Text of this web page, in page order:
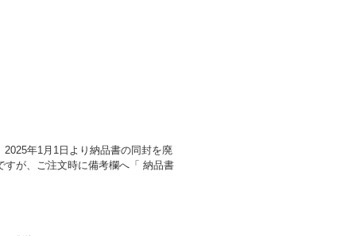
年1月1日より納品書の同封を廃
すが、ご注文時に備考欄へ「 納品書